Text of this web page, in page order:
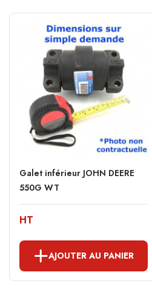
Galet inférieur JOHN DEERE
550G WT
HT
AJOUTER AU PANIER